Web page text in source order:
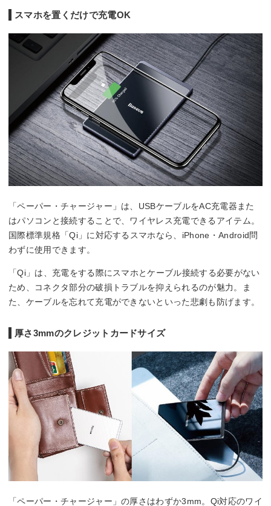
スマホを置くだけで充電OK
「ペーパー・チャージャー」は、USBケーブルをAC充電器また
はパソコンと接続することで、ワイヤレス充電できるアイテム。
国際標準規格「Qi」に対応するスマホなら、iPhone・Android問
わずに使用できます。
「Qi」は、充電をする際にスマホとケーブル接続する必要がない
ため、コネクタ部分の破損トラブルを抑えられるのが魅力。ま
た、ケーブルを忘れて充電ができないといった悲劇も防げます。
厚さ3mmのクレジットカードサイズ
「ペーパー・チャージャー」の厚さはわずか3mm。Qi対応のワイ